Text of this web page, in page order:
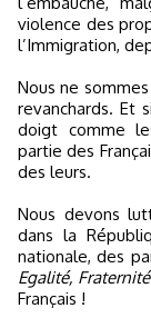
violence des
l’Immigration,
Nous ne
revanchards. Et
doigt comme
partie des
des leurs.
Nous devons
dans la
nationale, des
Egalité,
Français !